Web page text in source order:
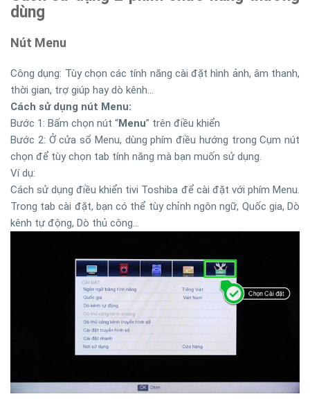
dùng
Nút Menu
Công dụng: Tùy chọn các tính năng cài đặt hình ảnh, âm thanh,
thời gian, trợ giúp hay dò kênh...
Cách sử dụng nút Menu:
Bước 1: Bấm chọn nút “Menu” trên điều khiển
Bước 2: Ở cửa sổ Menu, dùng phím điều hướng trong Cụm nút
chọn để tùy chọn tab tính năng mà bạn muốn sử dụng.
Ví dụ:
Cách sử dụng điều khiển tivi Toshiba để cài đặt với phím Menu.
Trong tab cài đặt, bạn có thể tùy chỉnh ngôn ngữ, Quốc gia, Dò
kênh tự động, Dò thủ công…